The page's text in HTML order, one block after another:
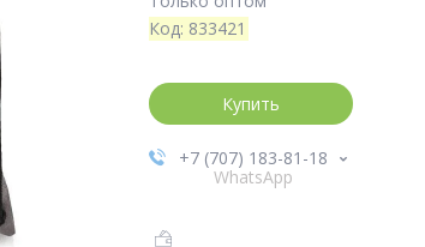
Код: 833421
Купить
+7 (707) 183-81-18
WhatsApp